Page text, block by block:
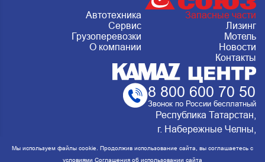
Автотехника
Запасные части
Сервис
Лизинг
Грузоперевозки
Мотель
О компании
Новости
Контакты
8 800 600 70 50
Звонок по России бесплатный
Республика Татарстан,
г. Набережные Челны,
Металлургическая 15, стр.2 Сервис:
ежедневно с 8:00 до 20:00
Мы используем файлы cookie. Продолжив использование сайта, вы соглашаетесь с
условиями Соглашения об использовании сайта